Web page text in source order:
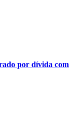
por dívida com